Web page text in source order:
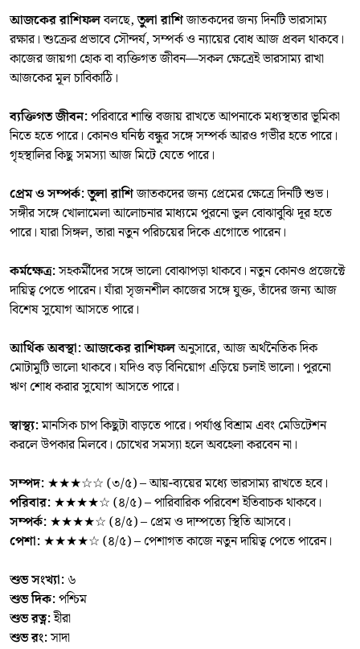
আজকের রাশিফলবলছে,তুলা রাশিজাতকদের জন্য দিনটি ভারসাম্য
রক্ষার। শুক্রের প্রভাবে সৌন্দর্য, সম্পর্ক ও ন্যায়ের বোধ আজ প্রবল থাকবে।
কাজের জায়গা হোক বা ব্যক্তিগত জীবন—সকল ক্ষেত্রেই ভারসাম্য রাখা
আজকের মূল চাবিকাঠি।
ব্যক্তিগত জীবন:পরিবারে শান্তি বজায় রাখতে আপনাকে মধ্যস্থতার ভূমিকা
নিতে হতে পারে। কোনও ঘনিষ্ঠ বন্ধুর সঙ্গে সম্পর্ক আরও গভীর হতে পারে।
গৃহস্থালির কিছু সমস্যা আজ মিটে যেতে পারে।
প্রেম ও সম্পর্ক:তুলা রাশিজাতকদের জন্য প্রেমের ক্ষেত্রে দিনটি শুভ।
সঙ্গীর সঙ্গে খোলামেলা আলোচনার মাধ্যমে পুরনো ভুল বোঝাবুঝি দূর হতে
পারে। যারা সিঙ্গল, তারা নতুন পরিচয়ের দিকে এগোতে পারেন।
কর্মক্ষেত্র:সহকর্মীদের সঙ্গে ভালো বোঝাপড়া থাকবে। নতুন কোনও প্রজেক্টে
দায়িত্ব পেতে পারেন। যাঁরা সৃজনশীল কাজের সঙ্গে যুক্ত, তাঁদের জন্য আজ
বিশেষ সুযোগ আসতে পারে।
আর্থিক অবস্থা:আজকের রাশিফলঅনুসারে, আজ অর্থনৈতিক দিক
মোটামুটি ভালো থাকবে। যদিও বড় বিনিয়োগ এড়িয়ে চলাই ভালো। পুরনো
ঋণ শোধ করার সুযোগ আসতে পারে।
স্বাস্থ্য:মানসিক চাপ কিছুটা বাড়তে পারে। পর্যাপ্ত বিশ্রাম এবং মেডিটেশন
করলে উপকার মিলবে। চোখের সমস্যা হলে অবহেলা করবেন না।
সম্পদ: ★★★☆☆ (৩/৫) – আয়-ব্যয়ের মধ্যে ভারসাম্য রাখতে হবে।
পরিবার: ★★★★☆ (৪/৫) – পারিবারিক পরিবেশ ইতিবাচক থাকবে।
সম্পর্ক: ★★★★☆ (৪/৫) – প্রেম ও দাম্পত্যে স্থিতি আসবে।
পেশা: ★★★★☆ (৪/৫) – পেশাগত কাজে নতুন দায়িত্ব পেতে পারেন।
শুভ সংখ্যা: ৬
শুভ দিক:পশ্চিম
শুভ রত্ন:হীরা
শুভ রং:সাদা